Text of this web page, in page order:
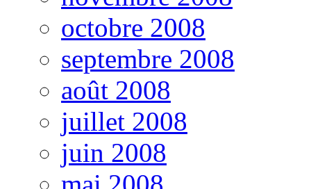
octobre 2008
septembre 2008
août 2008
juillet 2008
juin 2008